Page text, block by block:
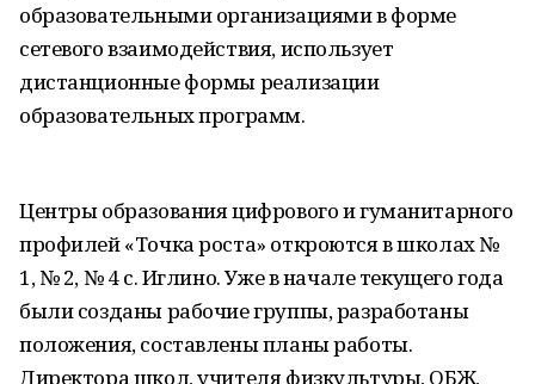
образовательными организациями в форме
сетевого взаимодействия, использует
дистанционные формы реализации
образовательных программ.
Центры образования цифрового и гуманитарного
профилей «Точка роста» откроются в школах №
1, № 2, № 4 с. Иглино. Уже в начале текущего года
были созданы рабочие группы, разработаны
положения, составлены планы работы.
Директора школ, учителя физкультуры, ОБЖ,